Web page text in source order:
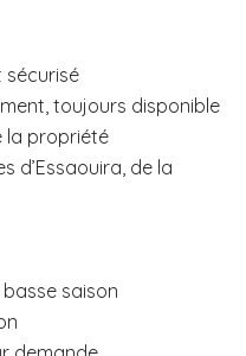
sécurisé
toujours disponible
la propriété
d’Essaouira, de la
saison